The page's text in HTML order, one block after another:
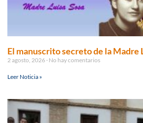
El manuscrito secreto de la Madre
2 agosto, 2026 No hay comentarios
Leer Noticia »